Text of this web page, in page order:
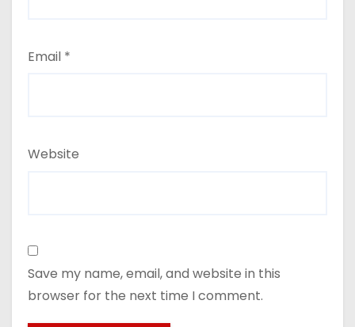
Email *
Website
Save my name, email, and website in this
browser for the next time I comment.